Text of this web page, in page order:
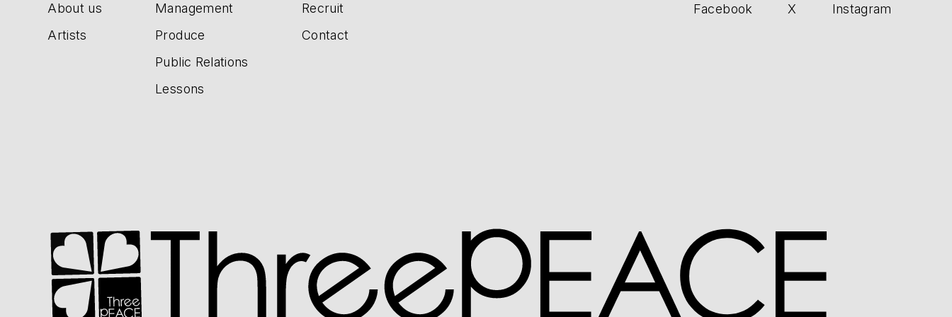
About us
Artists
Management
Produce
Public Relations
Lessons
Recruit
Contact
Facebook X Instagram